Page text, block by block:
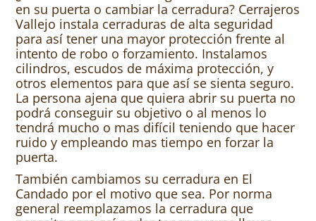
en su puerta o cambiar la cerradura? Cerrajeros
Vallejo instala cerraduras de alta seguridad
para así tener una mayor protección frente al
intento de robo o forzamiento. Instalamos
cilindros, escudos de máxima protección, y
otros elementos para que así se sienta seguro.
La persona ajena que quiera abrir su puerta no
podrá conseguir su objetivo o al menos lo
tendrá mucho o mas difícil teniendo que hacer
ruido y empleando mas tiempo en forzar la
puerta.
También cambiamos su cerradura en El
Candado por el motivo que sea. Por norma
general reemplazamos la cerradura que